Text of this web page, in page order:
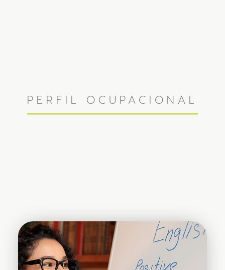
PERFIL OCUPACIONAL